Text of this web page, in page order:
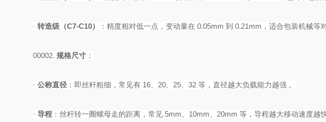
· 转造级（C7-C10） ：精度相对低一点，变动量在 0.05mm 到 0.21mm，适合包装机械等
00002.规格尺寸 ‌：
· 公称直径 ‌：即丝杆粗细，常见有 16、20、25、32 等，直径越大负载能力越强 。
· 导程 ：丝杆转一圈螺母走的距离，常见 5mm、10mm、20mm 等，导程越大移动速度越